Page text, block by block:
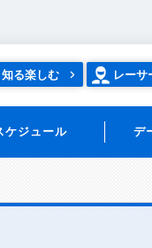
知る楽しむ レーサ
ケジュール デ